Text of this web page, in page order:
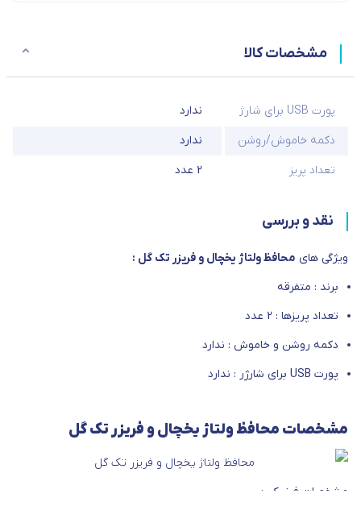
مشخصات کالا
پورت USB برای شارژ
ندارد
دکمه خاموش/روشن
ندارد
تعداد پریز
2 عدد
نقد و بررسی
ویژگی های محافظ ولتاژ یخچال و فریزر تک گل :
برند : متفرقه
تعداد پریزها : 2 عدد
دکمه روشن و خاموش : ندارد
پورت USB برای شارژر : ندارد
مشخصات محافظ ولتاژ یخچال و فریزر تک گل
مشخصات فیزیکی :